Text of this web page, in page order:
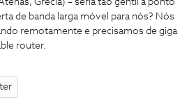
Grécia) – seria tão gentil a ponto
de banda larga móvel para nós? Nós
remotamente e precisamos de giga
router.